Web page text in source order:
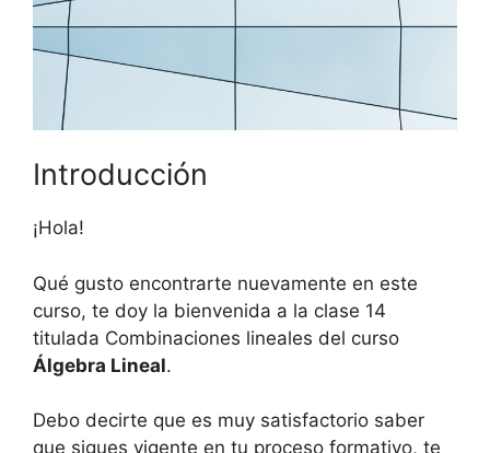
Introducción
¡Hola!
Qué gusto encontrarte nuevamente en este
curso, te doy la bienvenida a la clase 14
titulada Combinaciones lineales del curso
Álgebra Lineal.
Debo decirte que es muy satisfactorio saber
que sigues vigente en tu proceso formativo, te